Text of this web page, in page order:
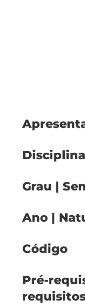
Grau |
Ano |
Código
Pré-